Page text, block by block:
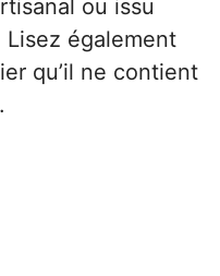
ou issu
Lisez également
qu’il ne contient